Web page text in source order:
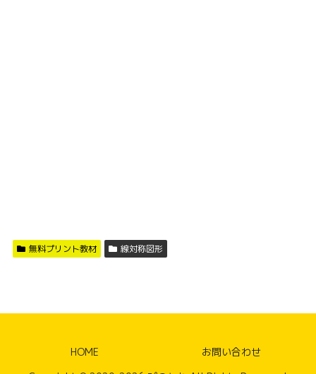
無料プリント教材 線対称図形
HOME
お問い合わせ